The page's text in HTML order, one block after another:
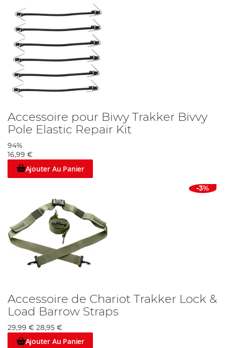
Accessoire pour Biwy Trakker Bivvy
Pole Elastic Repair Kit
94%
16,99 €
Ajouter Au Panier
-3%
Accessoire de Chariot Trakker Lock &
Load Barrow Straps
29,99 € 28,95 €
Ajouter Au Panier